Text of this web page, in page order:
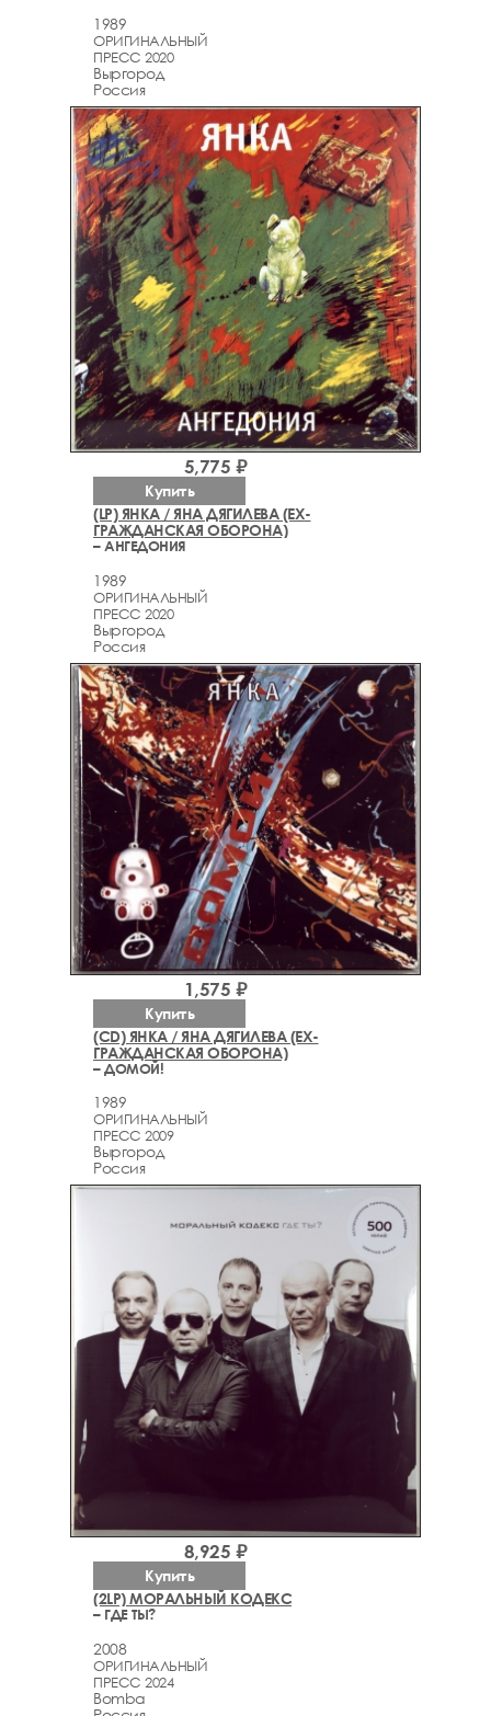
1989
ОРИГИНАЛЬНЫЙ
ПРЕСС 2020
Выргород
Россия
(LP) ЯНКА / ЯНА ДЯГИЛЕВА (EX-
ГРАЖДАНСКАЯ ОБОРОНА)
– АНГЕДОНИЯ
1989
ОРИГИНАЛЬНЫЙ
ПРЕСС 2020
Выргород
Россия
5,775 ₽
Купить
(CD) ЯНКА / ЯНА ДЯГИЛЕВА (EX-
ГРАЖДАНСКАЯ ОБОРОНА)
– ДОМОЙ!
1989
ОРИГИНАЛЬНЫЙ
ПРЕСС 2009
Выргород
Россия
1,575 ₽
Купить
(2LP) МОРАЛЬНЫЙ КОДЕКС
– ГДЕ ТЫ?
2008
ОРИГИНАЛЬНЫЙ
ПРЕСС 2024
Bomba
8,925 ₽
Купить